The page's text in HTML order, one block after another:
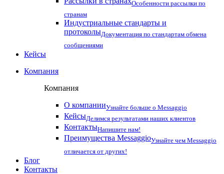
Особенности рассылки по
странам
Индустриальные стандарты и
протоколыДокументация по стандартам обмена
сообщениями
Кейсы
Компания
Компания
О компанииУзнайте больше о Messaggio
КейсыДелимся результатами наших клиентов
КонтактыНапишите нам!
Преимущества MessaggioУзнайте чем Messaggio
отличается от других!
Блог
Контакты